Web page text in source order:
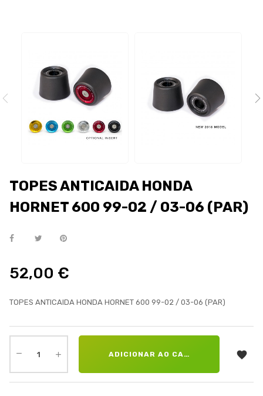
TOPES ANTICAIDA HONDA
HORNET 600 99-02 / 03-06 (PAR)
52,00 €
TOPES ANTICAIDA HONDA HORNET 600 99-02 / 03-06 (PAR)
ADICIONAR AO CARRINHO 